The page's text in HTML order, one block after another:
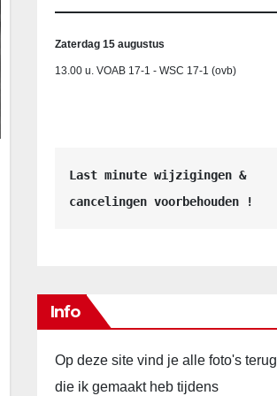
Zaterdag 15 augustus
13.00 u. VOAB 17-1 - WSC 17-1 (ovb)
Last minute wijzigingen &
cancelingen voorbehouden !
Info
Op deze site vind je alle foto's terug
die ik gemaakt heb tijdens